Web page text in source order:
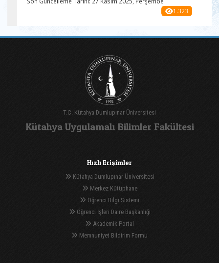
1.323
T.C. Kütahya Dumlupınar Üniversitesi
Kütahya Uygulamalı Bilimler Fakültesi
Hızlı Erişimler
Kütahya Dumlupınar Üniversitesi
Merkez Kütüphane
Öğrenci Bilgi Sistemi
Öğrenci İşleri Daire Başkanlığı
Akademik Portal
Memnuniyet Bildirim Formu